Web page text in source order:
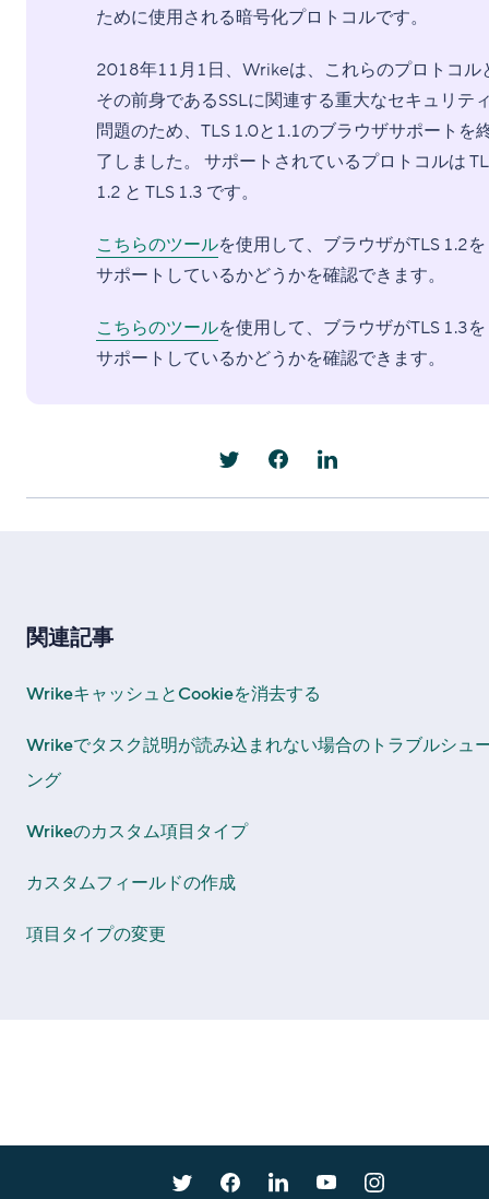
ために使用される暗号化プロトコルです。
2018年11月1日、Wrikeは、これらのプロトコル
その前身であるSSLに関連する重大なセキュリテ
問題のため、TLS 1.0と1.1のブラウザサポートを
了しました。 サポートされているプロトコルは
1.2 と TLS 1.3 です。
こちらのツールを使用して、ブラウザがTLS 1.2を
サポートしているかどうかを確認できます。
こちらのツールを使用して、ブラウザがTLS 1.3を
サポートしているかどうかを確認できます。
関連記事
WrikeキャッシュとCookieを消去する
Wrikeでタスク説明が読み込まれない場合のトラブルシュ
ング
Wrikeのカスタム項目タイプ
カスタムフィールドの作成
項目タイプの変更